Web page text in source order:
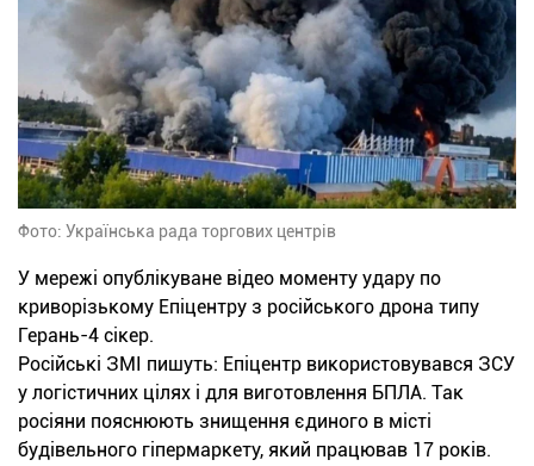
Фото: Українська рада торгових центрів
У мережі опублікуване відео моменту удару по
криворізькому Епіцентру з російського дрона типу
Герань-4 сікер.
Російські ЗМІ пишуть: Епіцентр використовувався ЗСУ
у логістичних цілях і для виготовлення БПЛА. Так
росіяни пояснюють знищення єдиного в місті
будівельного гіпермаркету, який працював 17 років.